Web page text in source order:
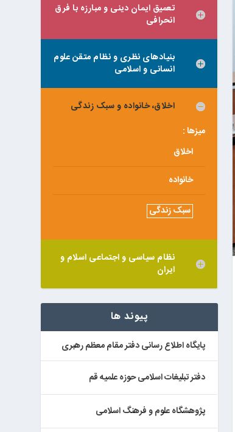
تعمیق ایمان دینی و مبارزه با فرق
انحرافی
بنیادهای نظری و نظام متقن علوم
انسانی و اسلامی
اخلاق، خانواده و سبک زندگی
میزها :
اخلاق
خانواده
سبک زندگی
نظام سیاسی و اجتماعی اسلام و
ایران
پیوند ها
پایگاه اطلاع رسانی دفتر مقام معظم رهبری
دفتر تبلیغات اسلامی حوزه علمیه قم
پژوهشگاه علوم و فرهنگ اسلامی